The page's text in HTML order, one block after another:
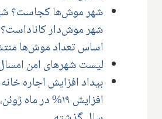
شهر موش‌ها کجاست؟
شهر موش‌دار
اساس تعداد موش‌ها
لیست شهرهای امن
بیداد افزایش اجاره